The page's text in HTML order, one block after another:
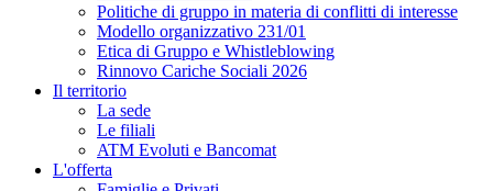
Politiche di gruppo in materia di conflitti di interesse
Modello organizzativo 231/01
Etica di Gruppo e Whistleblowing
Rinnovo Cariche Sociali 2026
Il territorio
La sede
Le filiali
ATM Evoluti e Bancomat
L'offerta